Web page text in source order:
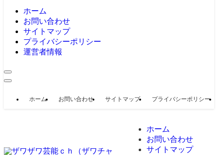
ホーム
お問い合わせ
サイトマップ
プライバシーポリシー
運営者情報
ホーム お問い合わせ サイトマップ プライバシーポリシー
ホーム
お問い合わせ
サイトマップ